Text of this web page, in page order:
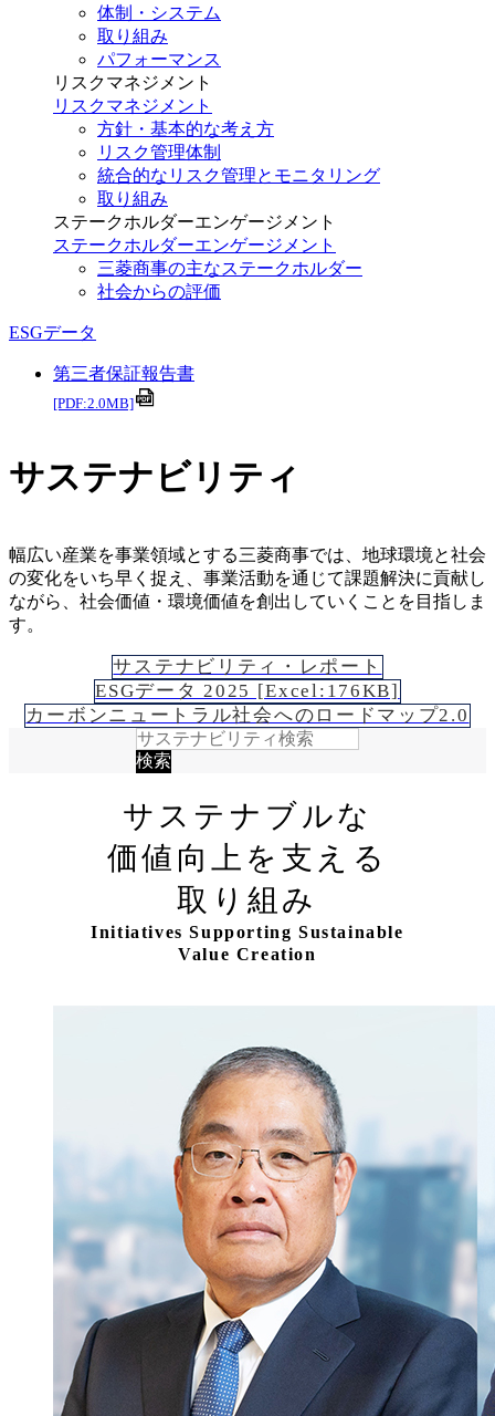
体制・システム
取り組み
パフォーマンス
リスクマネジメント
リスクマネジメント
方針・基本的な考え方
リスク管理体制
統合的なリスク管理とモニタリング
取り組み
ステークホルダーエンゲージメント
ステークホルダーエンゲージメント
三菱商事の主なステークホルダー
社会からの評価
ESGデータ
第三者保証報告書
[PDF:2.0MB]
サステナビリティ
幅広い産業を事業領域とする三菱商事では、地球環境と社会
の変化をいち早く捉え、 事業活動を通じて課題解決に貢献し
ながら、社会価値・環境価値を創出していくことを目指しま
す。
サステナビリティ・レポート
ESGデータ 2025 [Excel:176KB]
カーボンニュートラル社会へのロードマップ2.0
サステナブルな
価値向上を支える
取り組み
Initiatives Supporting Sustainable
Value Creation